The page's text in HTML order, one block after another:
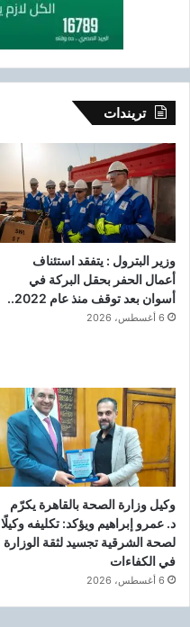
تريندات
وزير البترول : يتفقد استئناف
أعمال الحفر بحقل البركة في
أسوان بعد توقف منذ عام 2022..
6 أغسطس، 2026
وكيل وزارة الصحة بالقاهرة يكرّم
د. عمرو إبراهيم ويؤكد: تكليفه وكيلًا
لصحة الشرقية تجسيد لثقة الوزارة
في الكفاءات
6 أغسطس، 2026